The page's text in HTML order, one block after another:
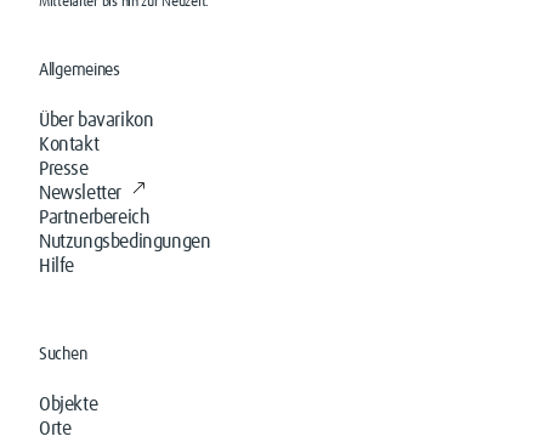
Allgemeines
Über bavarikon
Kontakt
Presse
Newsletter
Partnerbereich
Nutzungsbedingungen
Hilfe
Suchen
Objekte
Orte